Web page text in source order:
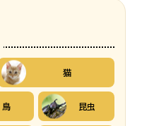
猫
鳥 昆虫